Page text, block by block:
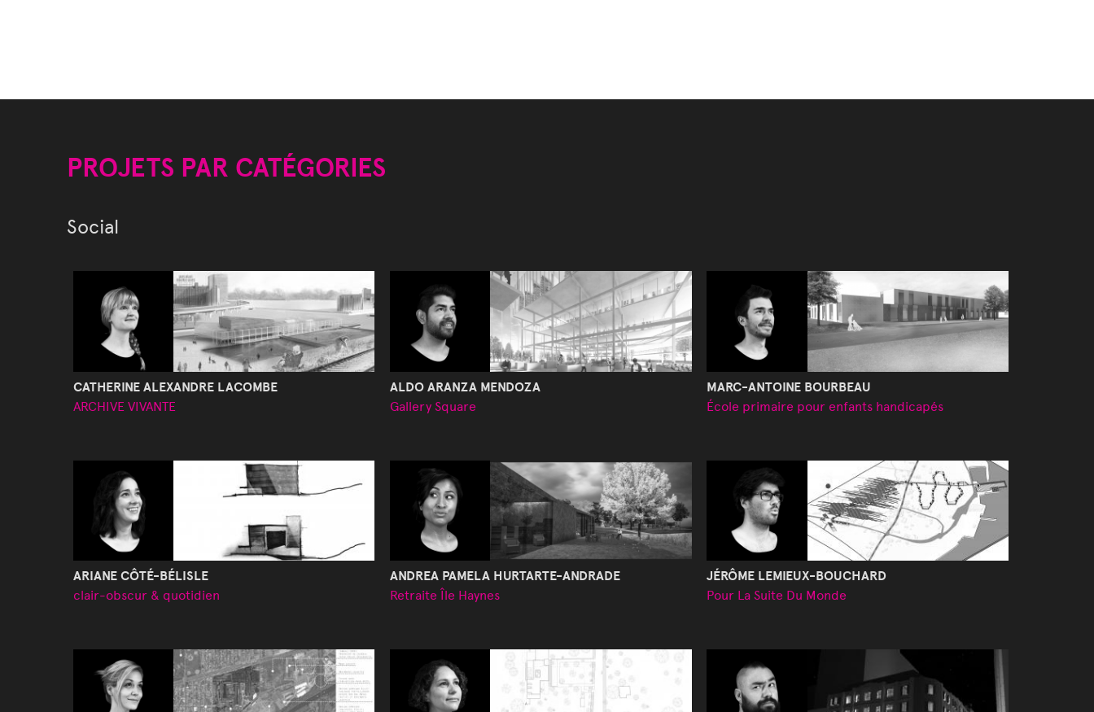
PROJETS PAR CATÉGORIES
Social
CATHERINE ALEXANDRE LACOMBE
ARCHIVE VIVANTE
ALDO ARANZA MENDOZA
Gallery Square
MARC-ANTOINE BOURBEAU
École primaire pour enfants handicapés
ARIANE CÔTÉ-BÉLISLE
clair-obscur & quotidien
ANDREA PAMELA HURTARTE-ANDRADE
Retraite Île Haynes
JÉRÔME LEMIEUX-BOUCHARD
Pour La Suite Du Monde